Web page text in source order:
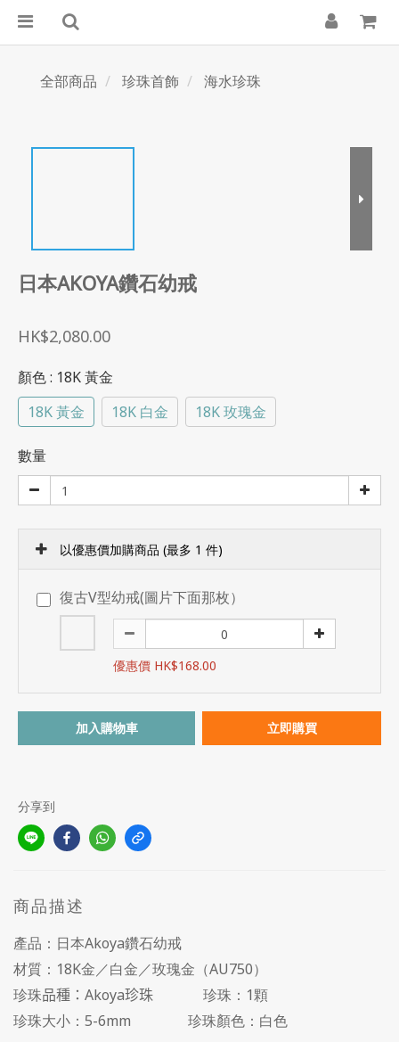
全部商品 珍珠首飾 海水珍珠
日本AKOYA鑽石幼戒
HK$2,080.00
顏色: 18K 黃金
18K 黃金
18K 白金 18K 玫瑰金
數量
以優惠價加購商品 (最多 1 件)
復古V型幼戒(圖片下面那枚）
優惠價 HK$168.00
加入購物車 立即購買
分享到
商品描述
產品：日本Akoya鑽石幼戒
材質：18K金／白金／玫瑰金（AU750）
珍珠品種：Akoya珍珠 珍珠：1顆
珍珠大小：5-6mm 珍珠顏色：白色